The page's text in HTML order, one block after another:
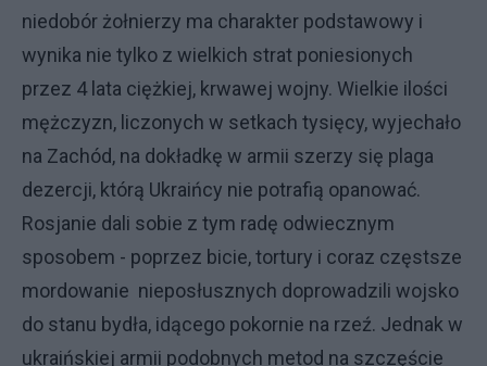
niedobór żołnierzy ma charakter podstawowy i
wynika nie tylko z wielkich strat poniesionych
przez 4 lata ciężkiej, krwawej wojny. Wielkie ilości
mężczyzn, liczonych w setkach tysięcy, wyjechało
na Zachód, na dokładkę w armii szerzy się plaga
dezercji, którą Ukraińcy nie potrafią opanować.
Rosjanie dali sobie z tym radę odwiecznym
sposobem - poprzez bicie, tortury i coraz częstsze
mordowanie nieposłusznych doprowadzili wojsko
do stanu bydła, idącego pokornie na rzeź. Jednak w
ukraińskiej armii podobnych metod na szczęście